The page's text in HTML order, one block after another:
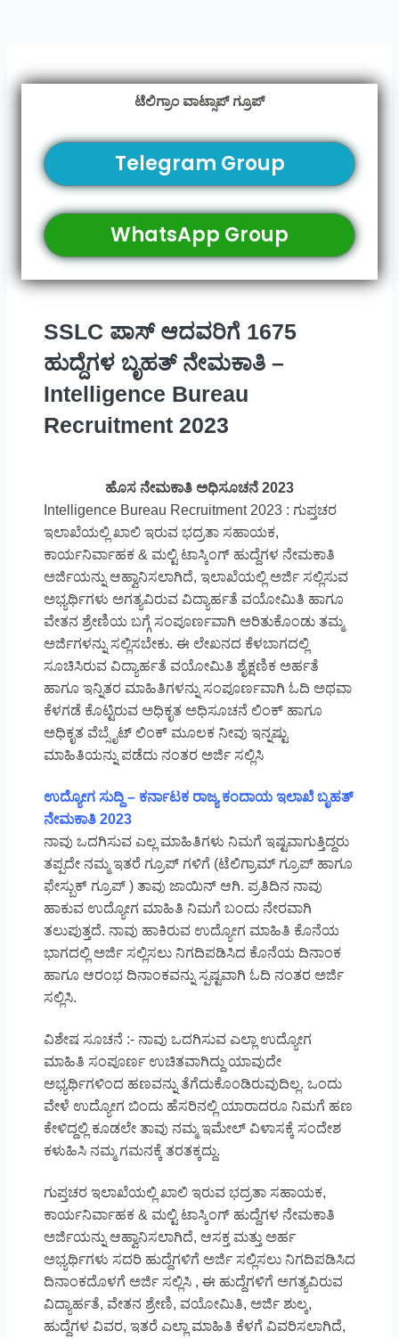
ಟೆಲಿಗ್ರಾಂ ವಾಟ್ಸಾಪ್ ಗ್ರೂಪ್
Telegram Group
WhatsApp Group
SSLC ಪಾಸ್ ಆದವರಿಗೆ 1675
ಹುದ್ದೆಗಳ ಬೃಹತ್ ನೇಮಕಾತಿ –
Intelligence Bureau
Recruitment 2023
ಹೊಸ ನೇಮಕಾತಿ ಅಧಿಸೂಚನೆ 2023
Intelligence Bureau Recruitment 2023 : ಗುಪ್ತಚರ
ಇಲಾಖೆಯಲ್ಲಿ ಖಾಲಿ ಇರುವ ಭದ್ರತಾ ಸಹಾಯಕ,
ಕಾರ್ಯನಿರ್ವಾಹಕ & ಮಲ್ಟಿ ಟಾಸ್ಕಿಂಗ್ ಹುದ್ದೆಗಳ ನೇಮಕಾತಿ
ಅರ್ಜಿಯನ್ನು ಆಹ್ವಾನಿಸಲಾಗಿದೆ, ಇಲಾಖೆಯಲ್ಲಿ ಅರ್ಜಿ ಸಲ್ಲಿಸುವ
ಅಭ್ಯರ್ಥಿಗಳು ಅಗತ್ಯವಿರುವ ವಿದ್ಯಾರ್ಹತೆ ವಯೋಮಿತಿ ಹಾಗೂ
ವೇತನ ಶ್ರೇಣಿಯ ಬಗ್ಗೆ ಸಂಪೂರ್ಣವಾಗಿ ಅರಿತುಕೊಂಡು ತಮ್ಮ
ಅರ್ಜಿಗಳನ್ನು ಸಲ್ಲಿಸಬೇಕು. ಈ ಲೇಖನದ ಕೆಳಬಾಗದಲ್ಲಿ
ಸೂಚಿಸಿರುವ ವಿದ್ಯಾರ್ಹತೆ ವಯೋಮಿತಿ ಶೈಕ್ಷಣಿಕ ಅರ್ಹತೆ
ಹಾಗೂ ಇನ್ನಿತರ ಮಾಹಿತಿಗಳನ್ನು ಸಂಪೂರ್ಣವಾಗಿ ಓದಿ ಅಥವಾ
ಕೆಳಗಡೆ ಕೊಟ್ಟಿರುವ ಅಧಿಕೃತ ಅಧಿಸೂಚನೆ ಲಿಂಕ್ ಹಾಗೂ
ಅಧಿಕೃತ ವೆಬ್ಸೈಟ್ ಲಿಂಕ್ ಮೂಲಕ ನೀವು ಇನ್ನಷ್ಟು
ಮಾಹಿತಿಯನ್ನು ಪಡೆದು ನಂತರ ಅರ್ಜಿ ಸಲ್ಲಿಸಿ
ಉದ್ಯೋಗ ಸುದ್ದಿ – ಕರ್ನಾಟಕ ರಾಜ್ಯ ಕಂದಾಯ ಇಲಾಖೆ ಬೃಹತ್
ನೇಮಕಾತಿ 2023
ನಾವು ಒದಗಿಸುವ ಎಲ್ಲ ಮಾಹಿತಿಗಳು ನಿಮಗೆ ಇಷ್ಟವಾಗುತ್ತಿದ್ದರು
ತಪ್ಪದೇ ನಮ್ಮ ಇತರೆ ಗ್ರೂಪ್ ಗಳಿಗೆ (ಟೆಲಿಗ್ರಾಮ್ ಗ್ರೂಪ್ ಹಾಗೂ
ಫೇಸ್ಬುಕ್ ಗ್ರೂಪ್ ) ತಾವು ಜಾಯಿನ್ ಆಗಿ. ಪ್ರತಿದಿನ ನಾವು
ಹಾಕುವ ಉದ್ಯೋಗ ಮಾಹಿತಿ ನಿಮಗೆ ಬಂದು ನೇರವಾಗಿ
ತಲುಪುತ್ತದೆ. ನಾವು ಹಾಕಿರುವ ಉದ್ಯೋಗ ಮಾಹಿತಿ ಕೊನೆಯ
ಭಾಗದಲ್ಲಿ ಅರ್ಜಿ ಸಲ್ಲಿಸಲು ನಿಗದಿಪಡಿಸಿದ ಕೊನೆಯ ದಿನಾಂಕ
ಹಾಗೂ ಆರಂಭ ದಿನಾಂಕವನ್ನು ಸ್ಪಷ್ಟವಾಗಿ ಓದಿ ನಂತರ ಅರ್ಜಿ
ಸಲ್ಲಿಸಿ.
ವಿಶೇಷ ಸೂಚನೆ :- ನಾವು ಒದಗಿಸುವ ಎಲ್ಲಾ ಉದ್ಯೋಗ
ಮಾಹಿತಿ ಸಂಪೂರ್ಣ ಉಚಿತವಾಗಿದ್ದು ಯಾವುದೇ
ಅಭ್ಯರ್ಥಿಗಳಿಂದ ಹಣವನ್ನು ತೆಗೆದುಕೊಂಡಿರುವುದಿಲ್ಲ. ಒಂದು
ವೇಳೆ ಉದ್ಯೋಗ ಬಿಂದು ಹೆಸರಿನಲ್ಲಿ ಯಾರಾದರೂ ನಿಮಗೆ ಹಣ
ಕೇಳಿದ್ದಲ್ಲಿ ಕೂಡಲೇ ತಾವು ನಮ್ಮ ಇಮೇಲ್ ವಿಳಾಸಕ್ಕೆ ಸಂದೇಶ
ಕಳುಹಿಸಿ ನಮ್ಮ ಗಮನಕ್ಕೆ ತರತಕ್ಕದ್ದು.
ಗುಪ್ತಚರ ಇಲಾಖೆಯಲ್ಲಿ ಖಾಲಿ ಇರುವ ಭದ್ರತಾ ಸಹಾಯಕ,
ಕಾರ್ಯನಿರ್ವಾಹಕ & ಮಲ್ಟಿ ಟಾಸ್ಕಿಂಗ್ ಹುದ್ದೆಗಳ ನೇಮಕಾತಿ
ಅರ್ಜಿಯನ್ನು ಆಹ್ವಾನಿಸಲಾಗಿದೆ, ಆಸಕ್ತ ಮತ್ತು ಅರ್ಹ
ಅಭ್ಯರ್ಥಿಗಳು ಸದರಿ ಹುದ್ದೆಗಳಿಗೆ ಅರ್ಜಿ ಸಲ್ಲಿಸಲು ನಿಗದಿಪಡಿಸಿದ
ದಿನಾಂಕದೊಳಗೆ ಅರ್ಜಿ ಸಲ್ಲಿಸಿ , ಈ ಹುದ್ದೆಗಳಿಗೆ ಅಗತ್ಯವಿರುವ
ವಿದ್ಯಾರ್ಹತೆ, ವೇತನ ಶ್ರೇಣಿ, ವಯೋಮಿತಿ, ಅರ್ಜಿ ಶುಲ್ಕ,
ಹುದ್ದೆಗಳ ವಿವರ, ಇತರೆ ಎಲ್ಲಾ ಮಾಹಿತಿ ಕೆಳಗೆ ವಿವರಿಸಲಾಗಿದೆ,